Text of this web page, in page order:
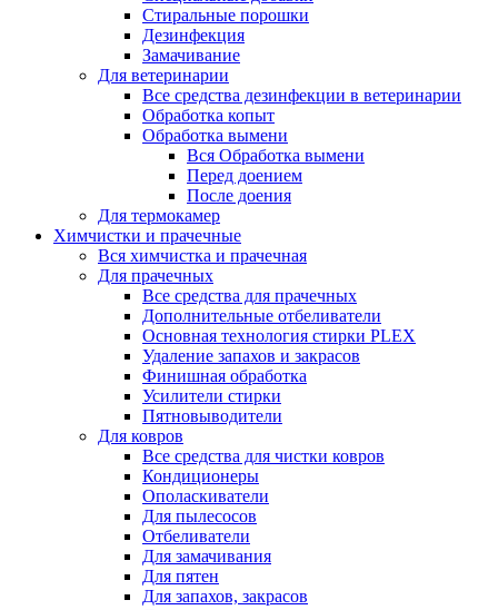
Стиральные порошки
Дезинфекция
Замачивание
Для ветеринарии
Все средства дезинфекции в ветеринарии
Обработка копыт
Обработка вымени
Вся Обработка вымени
Перед доением
После доения
Для термокамер
Химчистки и прачечные
Вся химчистка и прачечная
Для прачечных
Все средства для прачечных
Дополнительные отбеливатели
Основная технология стирки PLEX
Удаление запахов и закрасов
Финишная обработка
Усилители стирки
Пятновыводители
Для ковров
Все средства для чистки ковров
Кондиционеры
Ополаскиватели
Для пылесосов
Отбеливатели
Для замачивания
Для пятен
Для запахов, закрасов